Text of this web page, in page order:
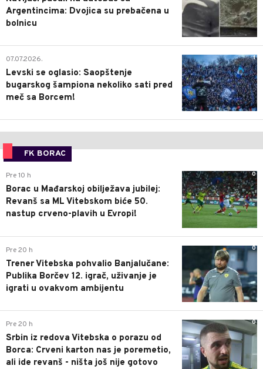
Argentincima: Dvojica su prebačena u
bolnicu
1
07.07.2026.
Levski se oglasio: Saopštenje
bugarskog šampiona nekoliko sati pred
meč sa Borcem!
FK BORAC
0
Pre 10 h
Borac u Mađarskoj obilježava jubilej:
Revanš sa ML Vitebskom biće 50.
nastup crveno-plavih u Evropi!
0
Pre 20 h
Trener Vitebska pohvalio Banjalučane:
Publika Borčev 12. igrač, uživanje je
igrati u ovakvom ambijentu
0
Pre 20 h
Srbin iz redova Vitebska o porazu od
Borca: Crveni karton nas je poremetio,
ali ide revanš - ništa još nije gotovo